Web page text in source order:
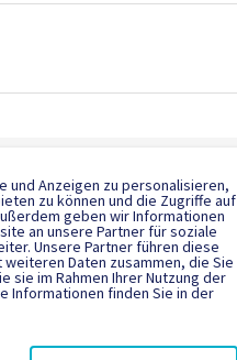
KG
und Anzeigen zu personalisieren,
zu können und die Zugriffe auf
geben wir Informationen
an unsere Partner für soziale
Unsere Partner führen diese
Daten zusammen, die Sie
im Rahmen Ihrer Nutzung der
Informationen finden Sie in der